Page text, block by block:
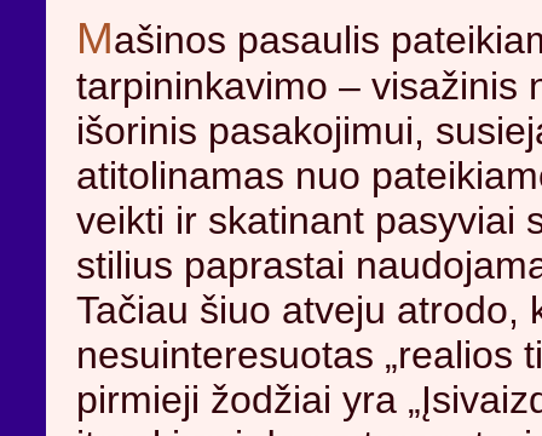
Mašinos pasaulis
tarpininkavimo – visažinis
išorinis pasakojimui,
atitolinamas nuo
veikti ir skatinant pasyviai
stilius paprastai
Tačiau šiuo atveju atrodo,
nesuinteresuotas „realios
pirmieji žodžiai yra